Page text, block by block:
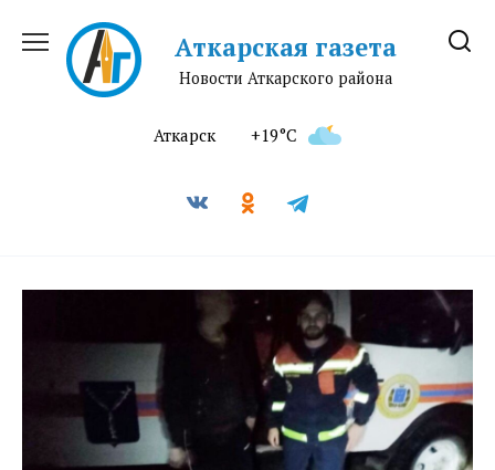
содержанию
Аткарская газета
Новости Аткарского района
Аткарск +19°C